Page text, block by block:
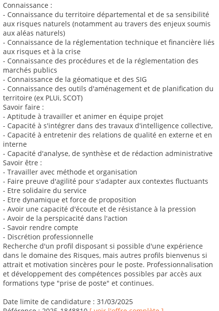
Connaissance :
- Connaissance du territoire départemental et de sa sensibilité
aux risques naturels (notamment au travers des enjeux soumis
aux aléas naturels)
- Connaissance de la réglementation technique et financière liés
aux risques et à la crise
- Connaissance des procédures et de la réglementation des
marchés publics
- Connaissance de la géomatique et des SIG
- Connaissance des outils d'aménagement et de planification du
territoire (ex PLUi, SCOT)
Savoir faire :
- Aptitude à travailler et animer en équipe projet
- Capacité à s'intégrer dans des travaux d'intelligence collective,
- Capacité à entretenir des relations de qualité en externe et en
interne
- Capacité d'analyse, de synthèse et de rédaction administrative
Savoir être :
- Travailler avec méthode et organisation
- Faire preuve d'agilité pour s'adapter aux contextes fluctuants
- Etre solidaire du service
- Etre dynamique et force de proposition
- Avoir une capacité d'écoute et de résistance à la pression
- Avoir de la perspicacité dans l'action
- Savoir rendre compte
- Discrétion professionnelle
Recherche d'un profil disposant si possible d'une expérience
dans le domaine des Risques, mais autres profils bienvenus si
attrait et motivation sincères pour le poste. Professionnalisation
et développement des compétences possibles par accès aux
formations type "prise de poste" et continues.
Date limite de candidature : 31/03/2025